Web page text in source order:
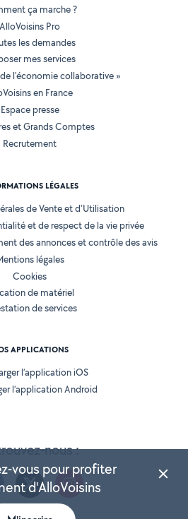
nous :
ça marche ?
AlloVoisins Pro
les demandes
mes services
l'économie collaborative »
en France
Espace presse
et Grands Comptes
Recrutement
LÉGALES
de Vente et d'Utilisation
et de respect de la vie privée
des annonces et contrôle des avis
légales
Cookies
de matériel
de services
APPLICATIONS
l’application iOS
l’application Android
vous pour profiter
d'AlloVoisins